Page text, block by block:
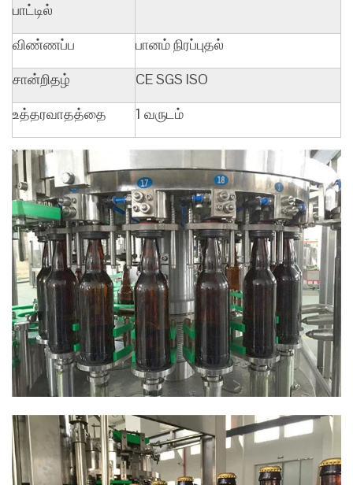
பாட்டில்
விண்ணப்ப
பானம் நிரப்புதல்
சான்றிதழ்
CE SGS ISO
உத்தரவாதத்தை
1 வருடம்